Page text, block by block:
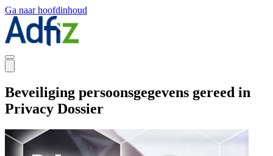
Ga naar hoofdinhoud
Beveiliging persoonsgegevens gereed in
Privacy Dossier